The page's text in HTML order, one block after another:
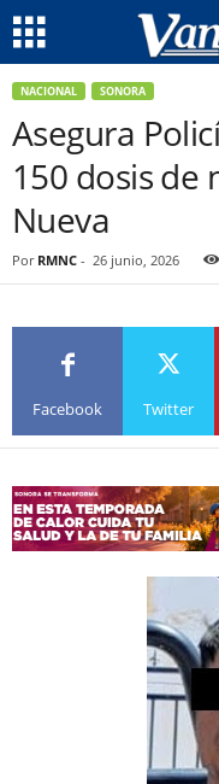
NACIONAL SONORA
Asegura
150 dosis de
Nueva
Por RMNC - 26 junio, 2026
Facebook Twitter